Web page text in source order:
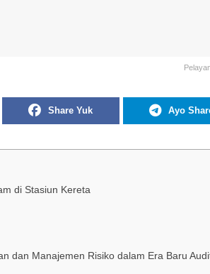
Share Yuk Ayo
di Stasiun Kereta
dan Manajemen Risiko dalam Era Baru